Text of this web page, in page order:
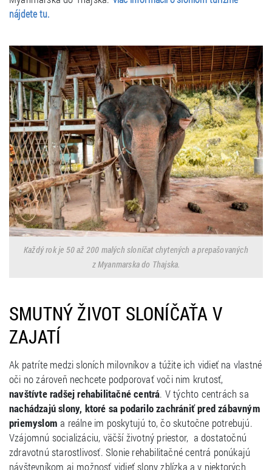
nájdete tu.
Každý rok je 50 až 200 malých sloníčat chytených a prepašovaných
z Myanmarska do Thajska.
SMUTNÝ ŽIVOT SLONÍČAŤA V
ZAJATÍ
Ak patríte medzi sloních milovníkov a túžite ich vidieť na vlastné
oči no zároveň nechcete podporovať voči nim krutosť,
navštívte radšej rehabilitačné centrá. V týchto centrách sa
nachádzajú slony, ktoré sa podarilo zachrániť pred zábavným
priemyslom a reálne im poskytujú to, čo skutočne potrebujú.
Vzájomnú socializáciu, väčší životný priestor, a dostatočnú
zdravotnú starostlivosť. Slonie rehabilitačné centrá ponúkajú
návštevníkom aj možnosť vidieť slony zblízka a v niektorých